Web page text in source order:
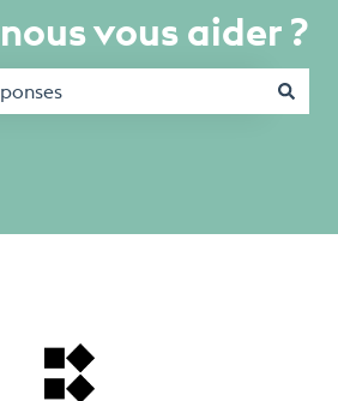
vous aider ?